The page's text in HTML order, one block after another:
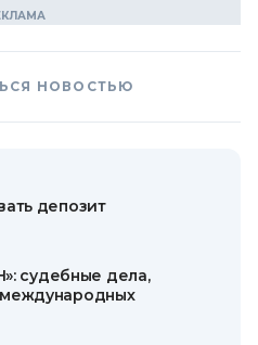
НОВОСТЬЮ
депозит
судебные дела,